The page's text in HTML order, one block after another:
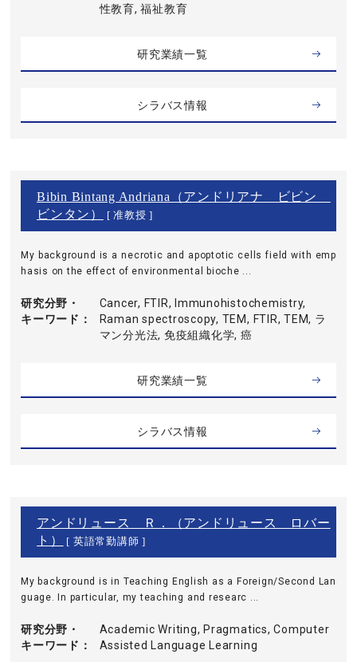
性教育, 福祉教育
研究業績一覧
シラバス情報
Bibin Bintang Andriana（アンドリアナ ビビン
ビンタン）
[ 准教授 ]
My background is a necrotic and apoptotic cells field with emp
hasis on the effect of environmental bioche ...
研究分野・
キーワード
Cancer, FTIR, Immunohistochemistry,
Raman spectroscopy, TEM, FTIR, TEM, ラ
マン分光法, 免疫組織化学, 癌
研究業績一覧
シラバス情報
アンドリュース Ｒ．（アンドリュース ロバー
ト）
[ 英語常勤講師 ]
My background is in Teaching English as a Foreign/Second Lan
guage. In particular, my teaching and researc ...
研究分野・
キーワード
Academic Writing, Pragmatics, Computer
Assisted Language Learning